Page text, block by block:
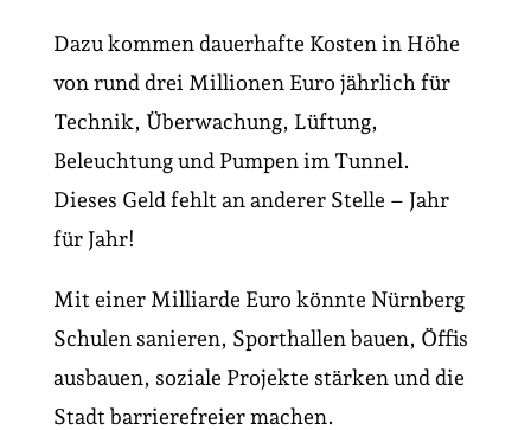
Dazu kommen dauerhafte Kosten in Höhe
von rund drei Millionen Euro jährlich für
Technik, Überwachung, Lüftung,
Beleuchtung und Pumpen im Tunnel.
Dieses Geld fehlt an anderer Stelle – Jahr
für Jahr!
Mit einer Milliarde Euro könnte Nürnberg
Schulen sanieren, Sporthallen bauen, Öffis
ausbauen, soziale Projekte stärken und die
Stadt barrierefreier machen.